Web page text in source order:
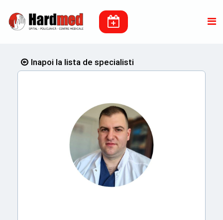
Inapoi la lista de specialisti